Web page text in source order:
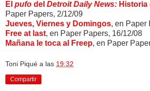
El pufo del Detroit Daily News: Historia
Paper Papers, 2/12/09
Jueves, Viernes y Domingos, en Paper
Free at last, en Paper Papers, 16/12/08
Mañana le toca al Freep, en Paper
Toni Piqué a las 19:32
Compartir